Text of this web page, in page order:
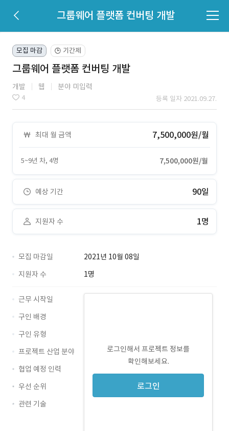
그룹웨어 플랫폼 컨버팅 개발
모집 마감 🕒 기간제
그룹웨어 플랫폼 컨버팅 개발
개발 웹 분야 미입력
4 등록 일자 2021.09.27.
최대 월 금액 7,500,000원/월
5~9년 차, 4명 7,500,000원/월
예상 기간 90일
지원자 수 1명
모집 마감일
2021년 10월 08일
지원자 수
1명
로그인해서 프로젝트 정보를
확인해보세요.
로그인
근무 시작일
구인 배경
구인 유형
프로젝트 산업 분야
협업 예정 인력
우선 순위
관련 기술